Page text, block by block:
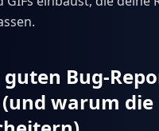
guten Bug-
warum die